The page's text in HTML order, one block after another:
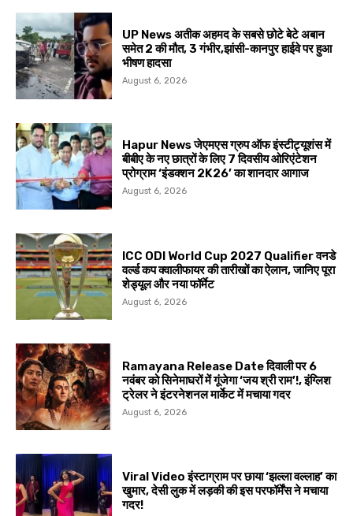
UP News अतीक अहमद के सबसे छोटे बेटे अबान
समेत 2 की मौत, 3 गंभीर,झांसी-कानपुर हाईवे पर हुआ
भीषण हादसा
August 6, 2026
Hapur News जेएमएस ग्रुप ऑफ इंस्टीट्यूशंस में
बीबीए के नए छात्रों के लिए 7 दिवसीय ओरिएंटेशन
प्रोग्राम ‘इंडक्शन 2K26’ का शानदार आगाज
August 6, 2026
ICC ODI World Cup 2027 Qualifier वनडे
वर्ल्ड कप क्वालीफायर की तारीखों का ऐलान, जानिए पूरा
शेड्यूल और नया फॉर्मेट
August 6, 2026
Ramayana Release Date दिवाली पर 6
नवंबर को सिनेमाघरों में गूंजेगा ‘जय श्री राम’!, इंग्लिश
ट्रेलर ने इंटरनेशनल मार्केट में मचाया गदर
August 6, 2026
Viral Video इंस्टाग्राम पर छाया ‘झल्ला वल्लाह’ का
खुमार, देसी लुक में लड़की की इस परफॉर्मेंस ने मचाया
गदर!